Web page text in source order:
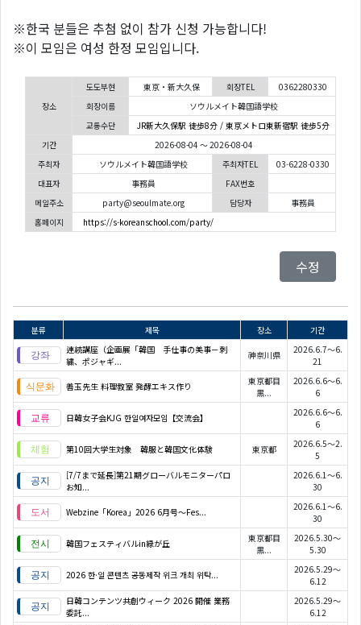
※한국 분들은 추첨 없이 참가 신청 가능합니다!
※이 모임은 여성 한정 모임입니다.
장소
도도부현 東京・新大久保 회장TEL
0362280330
회장이름
ソウルメイト韓国語学校
교통수단
JR新大久保駅 徒歩8分 / 東京メトロ東新宿駅 徒歩5分
기간
2026-08-04 ～ 2026-08-04
주최자
ソウルメイト韓国語学校 주최자TEL
03-6228-0330
대표자
事務員
FAX번호
메일주소
party@seoulmate.org 담당자
事務員
홈페이지
https://s-koreanschool.com/party/
수정
분류 제목 장소
기간
連続講座（企画展「韓国 手仕事の美事－刺
繍、ポジャギ...
神奈川県
2026.6.7～6.
21
善玉先生 料理教室 発酵エキス作り
東京都目
黒...
2026.6.6～6.
6
日韓女子会KJG 한일여자모임【交流会】
2026.6.6～6.
6
第10回大学生対象 韓服と韓国文化体験 東京都
2026.6.5～2.
5
[7/7まで延長]第21期グローバルモニターパロ
お知...
2026.6.1～6.
30
Webzine「Korea」2026 6月号～Fes...
2026.6.1～6.
30
韓国フェスティバルin緑が丘
東京都目
黒...
2026.5.30～
5.30
2026 한·일 콘텐츠 공동제작 위크 개최 위탁...
2026.5.29～
6.12
日韓コンテンツ共創ウィーク 2026 開催 業務
委託...
2026.5.29～
6.12